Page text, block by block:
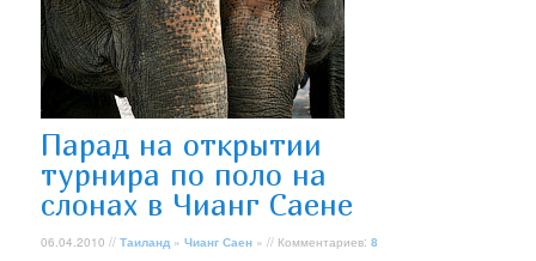
Парад на открытии
турнира по поло на
слонах в Чианг Саене
06.04.2010 //Таиланд »Чианг Саен » // Комментариев:8